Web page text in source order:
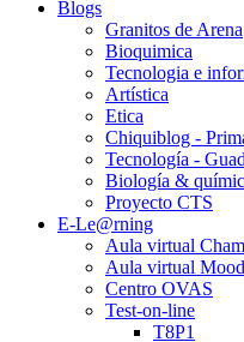
Blogs
Granitos de Arena
Bioquimica
Tecnologia e
Artística
Etica
Chiquiblog -
Tecnología -
Biología &
Proyecto CTS
E-Le@rning
Aula virtual
Aula virtual
Centro OVAS
Test-on-line
T8P1